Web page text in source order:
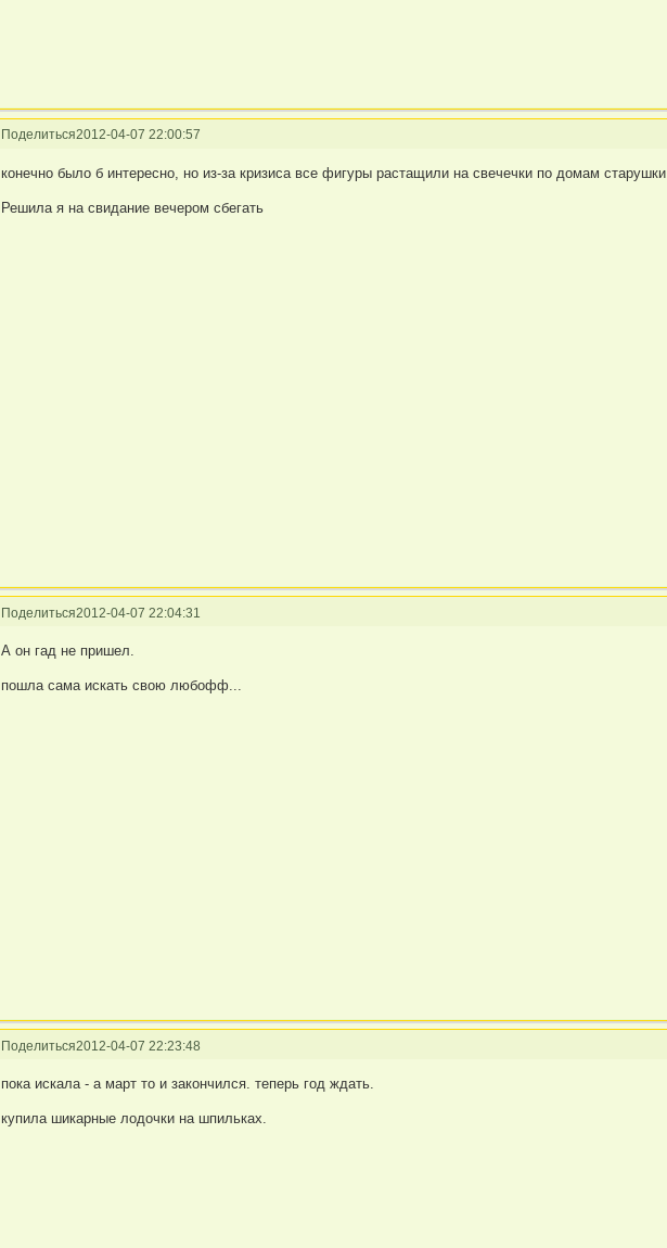
Поделиться2012-04-07 22:00:57
конечно было б интересно, но из-за кризиса все фигуры растащили на свечечки по домам
Решила я на свидание вечером сбегать
Поделиться2012-04-07 22:04:31
А он гад не пришел.
пошла сама искать свою любофф...
Поделиться2012-04-07 22:23:48
пока искала - а март то и закончился. теперь год ждать.
купила шикарные лодочки на шпильках.